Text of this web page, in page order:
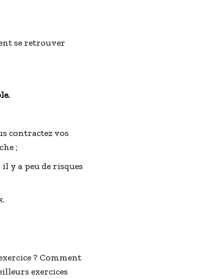
se retrouver
contractez vos
;
y a peu de risques
? Comment
exercices